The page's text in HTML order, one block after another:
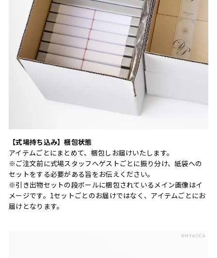
【式場持ち込み】梱包状態
アイテムごとにまとめて、梱包しお届けいたします。
※ご注文前に式場スタッフへゲストごとに振り分け、紙袋への
セットをする必要がある旨をお伝えください。
※引き出物セットの段ボールに梱包されているメイン画像はイ
メージです。1セットごとのお届けではなく、アイテムごとにお
届けとなります。